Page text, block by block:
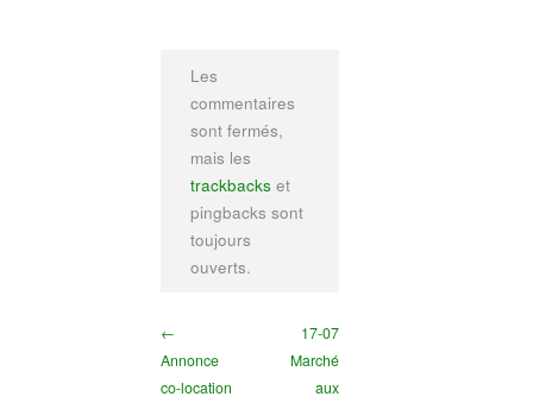
Les
commentaires
sont fermés,
mais les
trackbacks et
pingbacks sont
toujours
ouverts.
←
Annonce
co-location
17-07
Marché
aux